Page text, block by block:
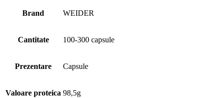
Brand WEIDER
Cantitate 100-300 capsule
Prezentare Capsule
Valoare proteica 98,5g